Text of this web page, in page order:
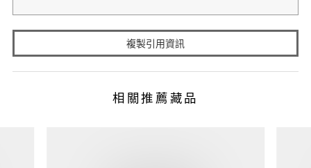
複製引用資訊
相關推薦藏品